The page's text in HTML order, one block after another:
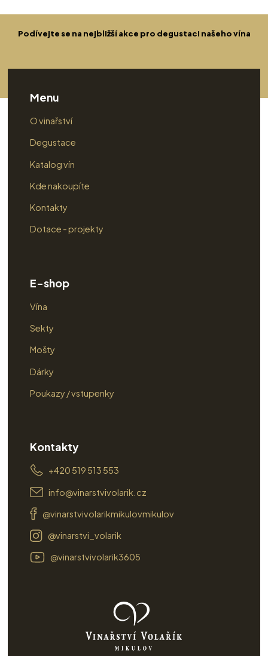
Podívejte se na nejbližší akce pro degustaci našeho vína
Menu
O vinařství
Degustace
Katalog vín
Kde nakoupíte
Kontakty
Dotace - projekty
E-shop
Vína
Sekty
Mošty
Dárky
Poukazy / vstupenky
Kontakty
+420 519 513 553
info@vinarstvivolarik.cz
@vinarstvivolarikmikulovmikulov
@vinarstvi_volarik
@vinarstvivolarik3605